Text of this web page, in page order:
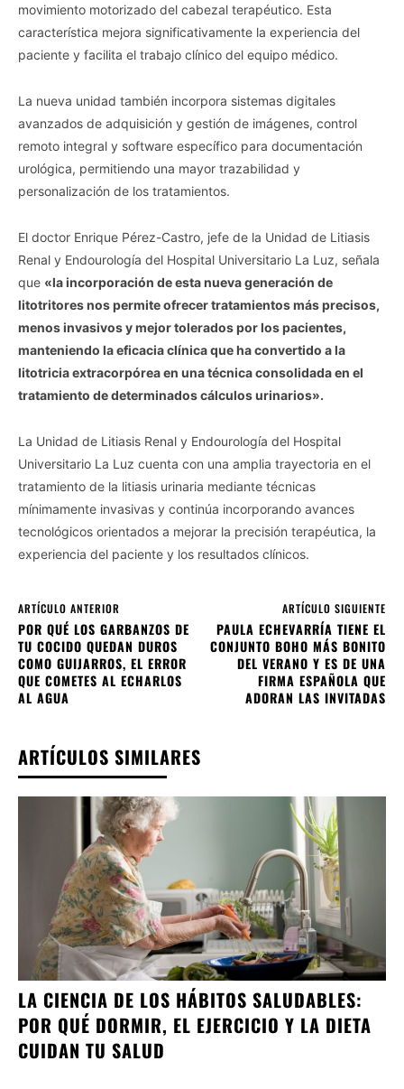
movimiento motorizado del cabezal terapéutico. Esta
característica mejora significativamente la experiencia del
paciente y facilita el trabajo clínico del equipo médico.
La nueva unidad también incorpora sistemas digitales
avanzados de adquisición y gestión de imágenes, control
remoto integral y software específico para documentación
urológica, permitiendo una mayor trazabilidad y
personalización de los tratamientos.
El doctor Enrique Pérez-Castro, jefe de la Unidad de Litiasis
Renal y Endourología del Hospital Universitario La Luz, señala
que «la incorporación de esta nueva generación de
litotritores nos permite ofrecer tratamientos más precisos,
menos invasivos y mejor tolerados por los pacientes,
manteniendo la eficacia clínica que ha convertido a la
litotricia extracorpórea en una técnica consolidada en el
tratamiento de determinados cálculos urinarios».
La Unidad de Litiasis Renal y Endourología del Hospital
Universitario La Luz cuenta con una amplia trayectoria en el
tratamiento de la litiasis urinaria mediante técnicas
mínimamente invasivas y continúa incorporando avances
tecnológicos orientados a mejorar la precisión terapéutica, la
experiencia del paciente y los resultados clínicos.
ARTÍCULO ANTERIOR
POR QUÉ LOS GARBANZOS DE
TU COCIDO QUEDAN DUROS
COMO GUIJARROS, EL ERROR
QUE COMETES AL ECHARLOS
AL AGUA
ARTÍCULO SIGUIENTE
PAULA ECHEVARRÍA TIENE EL
CONJUNTO BOHO MÁS BONITO
DEL VERANO Y ES DE UNA
FIRMA ESPAÑOLA QUE
ADORAN LAS INVITADAS
ARTÍCULOS SIMILARES
LA CIENCIA DE LOS HÁBITOS SALUDABLES:
POR QUÉ DORMIR, EL EJERCICIO Y LA DIETA
CUIDAN TU SALUD